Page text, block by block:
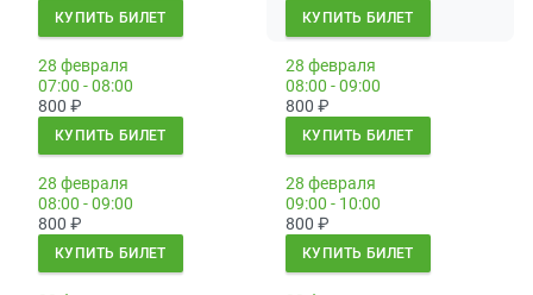
КУПИТЬ БИЛЕТ КУПИТЬ БИЛЕТ
28 февраля
07:00 - 08:00
800 ₽
КУПИТЬ БИЛЕТ
28 февраля
08:00 - 09:00
800 ₽
КУПИТЬ БИЛЕТ
28 февраля
08:00 - 09:00
800 ₽
КУПИТЬ БИЛЕТ
28 февраля
09:00 - 10:00
800 ₽
КУПИТЬ БИЛЕТ